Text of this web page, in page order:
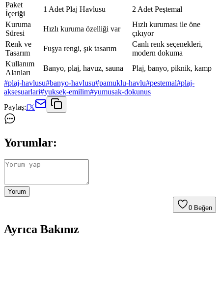
Paket
İçeriği
1 Adet Plaj Havlusu
2 Adet Peştemal
Kuruma
Süresi
Hızlı kuruma özelliği var
Hızlı kuruması ile öne
çıkıyor
Renk ve
Tasarım
Fuşya rengi, şık tasarım
Canlı renk seçenekleri,
modern dokuma
Kullanım
Alanları
Banyo, plaj, havuz, sauna
Plaj, banyo, piknik, kamp
#plaj-havlusu#banyo-havlusu#pamuklu-havlu#pestemal#plaj-
aksesuarlari#yuksek-emilim#yumusak-dokunus
Paylaş:f𝕏
Yorumlar:
Yorum
0 Beğen
Ayrıca Bakınız